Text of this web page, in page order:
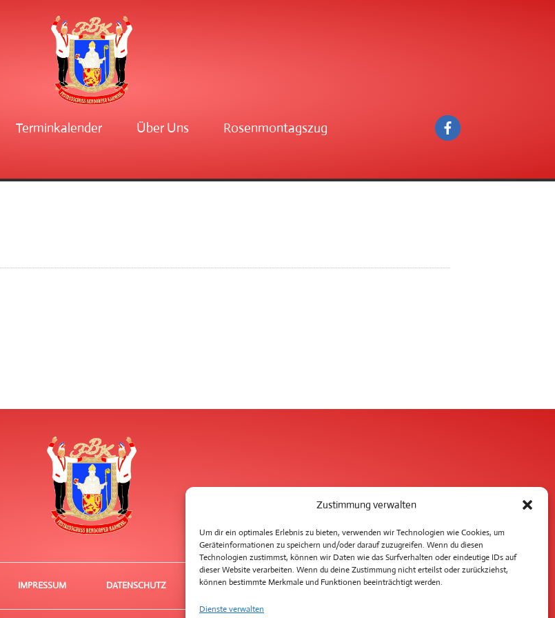
Zustimmung verwalten
Um dir ein optimales Erlebnis zu bieten, verwenden wir Technologien wie Cookies, um
Geräteinformationen zu speichern und/oder darauf zuzugreifen. Wenn du diesen
Technologien zustimmst, können wir Daten wie das Surfverhalten oder eindeutige IDs auf
dieser Website verarbeiten. Wenn du deine Zustimmung nicht erteilst oder zurückziehst,
können bestimmte Merkmale und Funktionen beeinträchtigt werden.
Dienste verwalten
Terminkalender Über Uns Rosenmontagszug
IMPRESSUM DATENSCHUTZ